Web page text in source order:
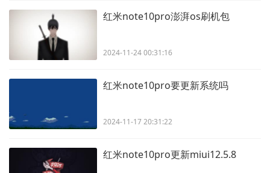
红米note10pro澎湃os刷机包
2024-11-24 00:31:16
红米note10pro要更新系统吗
2024-11-17 20:31:22
红米note10pro更新miui12.5.8